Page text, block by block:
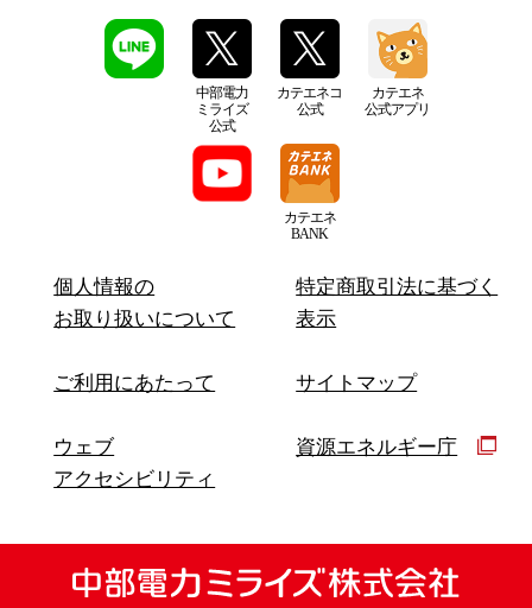
中部電力
ミライズ
公式
カテエネコ
公式
カテエネ
公式アプリ
カテエネ
BANK
個人情報の
お取り扱いについて
特定商取引法に基づく
表示
ご利用にあたって サイトマップ
ウェブ
アクセシビリティ
資源エネルギー庁